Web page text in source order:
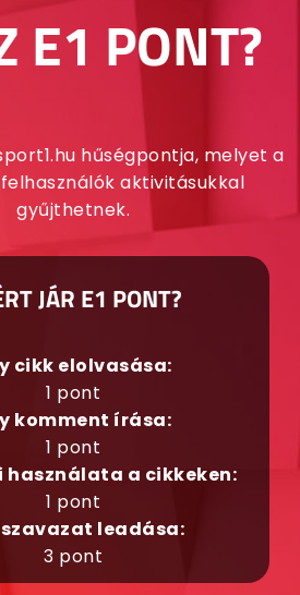
E1 PONT?
hűségpontja, melyet a
aktivitásukkal
gyűjthetnek.
JÁR E1 PONT?
cikk elolvasása:
1 pont
komment írása:
1 pont
használata a cikkeken:
1 pont
szavazat leadása:
3 pont